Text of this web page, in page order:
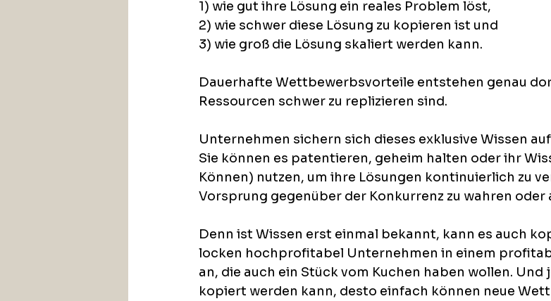
1) wie gut ihre Lösung ein reales Problem löst,
2) wie schwer diese Lösung zu kopieren ist und
3) wie groß die Lösung skaliert werden kann.
Dauerhafte Wettbewerbsvorteile entstehen genau
Ressourcen schwer zu replizieren sind.
Unternehmen sichern sich dieses exklusive Wissen
Sie können es patentieren, geheim halten oder ihr
Können) nutzen, um ihre Lösungen kontinuierlich zu
Vorsprung gegenüber der Konkurrenz zu wahren oder
Denn ist Wissen erst einmal bekannt, kann es auch
locken hochprofitabel Unternehmen in einem
an, die auch ein Stück vom Kuchen haben wollen. Und
kopiert werden kann, desto einfach können neue